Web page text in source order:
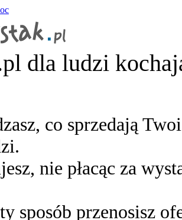
dla ludzi
co sprzedają
nie płacąc za
sposób przenosisz